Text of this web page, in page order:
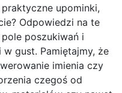
upominki,
Odpowiedzi na te
poszukiwań i
gust. Pamiętajmy, że
imienia czy
czegoś od